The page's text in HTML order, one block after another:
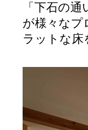
「下石の
が様々なプ
ラットな床